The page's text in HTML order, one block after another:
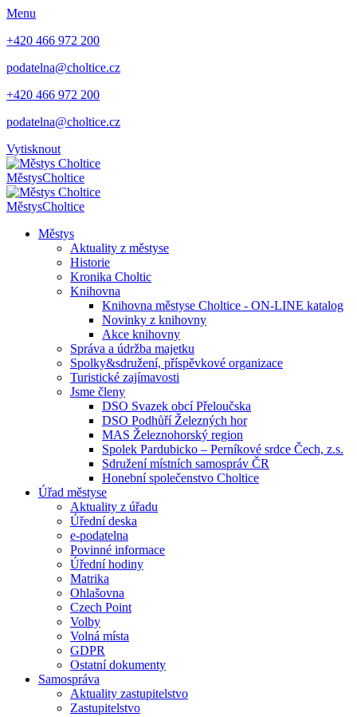
Menu
+420 466 972 200
podatelna@choltice.cz
+420 466 972 200
podatelna@choltice.cz
Vytisknout
MěstysCholtice
MěstysCholtice
Městys
Aktuality z městyse
Historie
Kronika Choltic
Knihovna
Knihovna městyse Choltice - ON-LINE katalog
Novinky z knihovny
Akce knihovny
Správa a údržba majetku
Spolky&sdružení, příspěvkové organizace
Turistické zajímavosti
Jsme členy
DSO Svazek obcí Přeloučska
DSO Podhůří Železných hor
MAS Železnohorský region
Spolek Pardubicko – Perníkové srdce Čech, z.s.
Sdružení místních samospráv ČR
Honební společenstvo Choltice
Úřad městyse
Aktuality z úřadu
Úřední deska
e-podatelna
Povinné informace
Úřední hodiny
Matrika
Ohlašovna
Czech Point
Volby
Volná místa
GDPR
Ostatní dokumenty
Samospráva
Aktuality zastupitelstvo
Zastupitelstvo